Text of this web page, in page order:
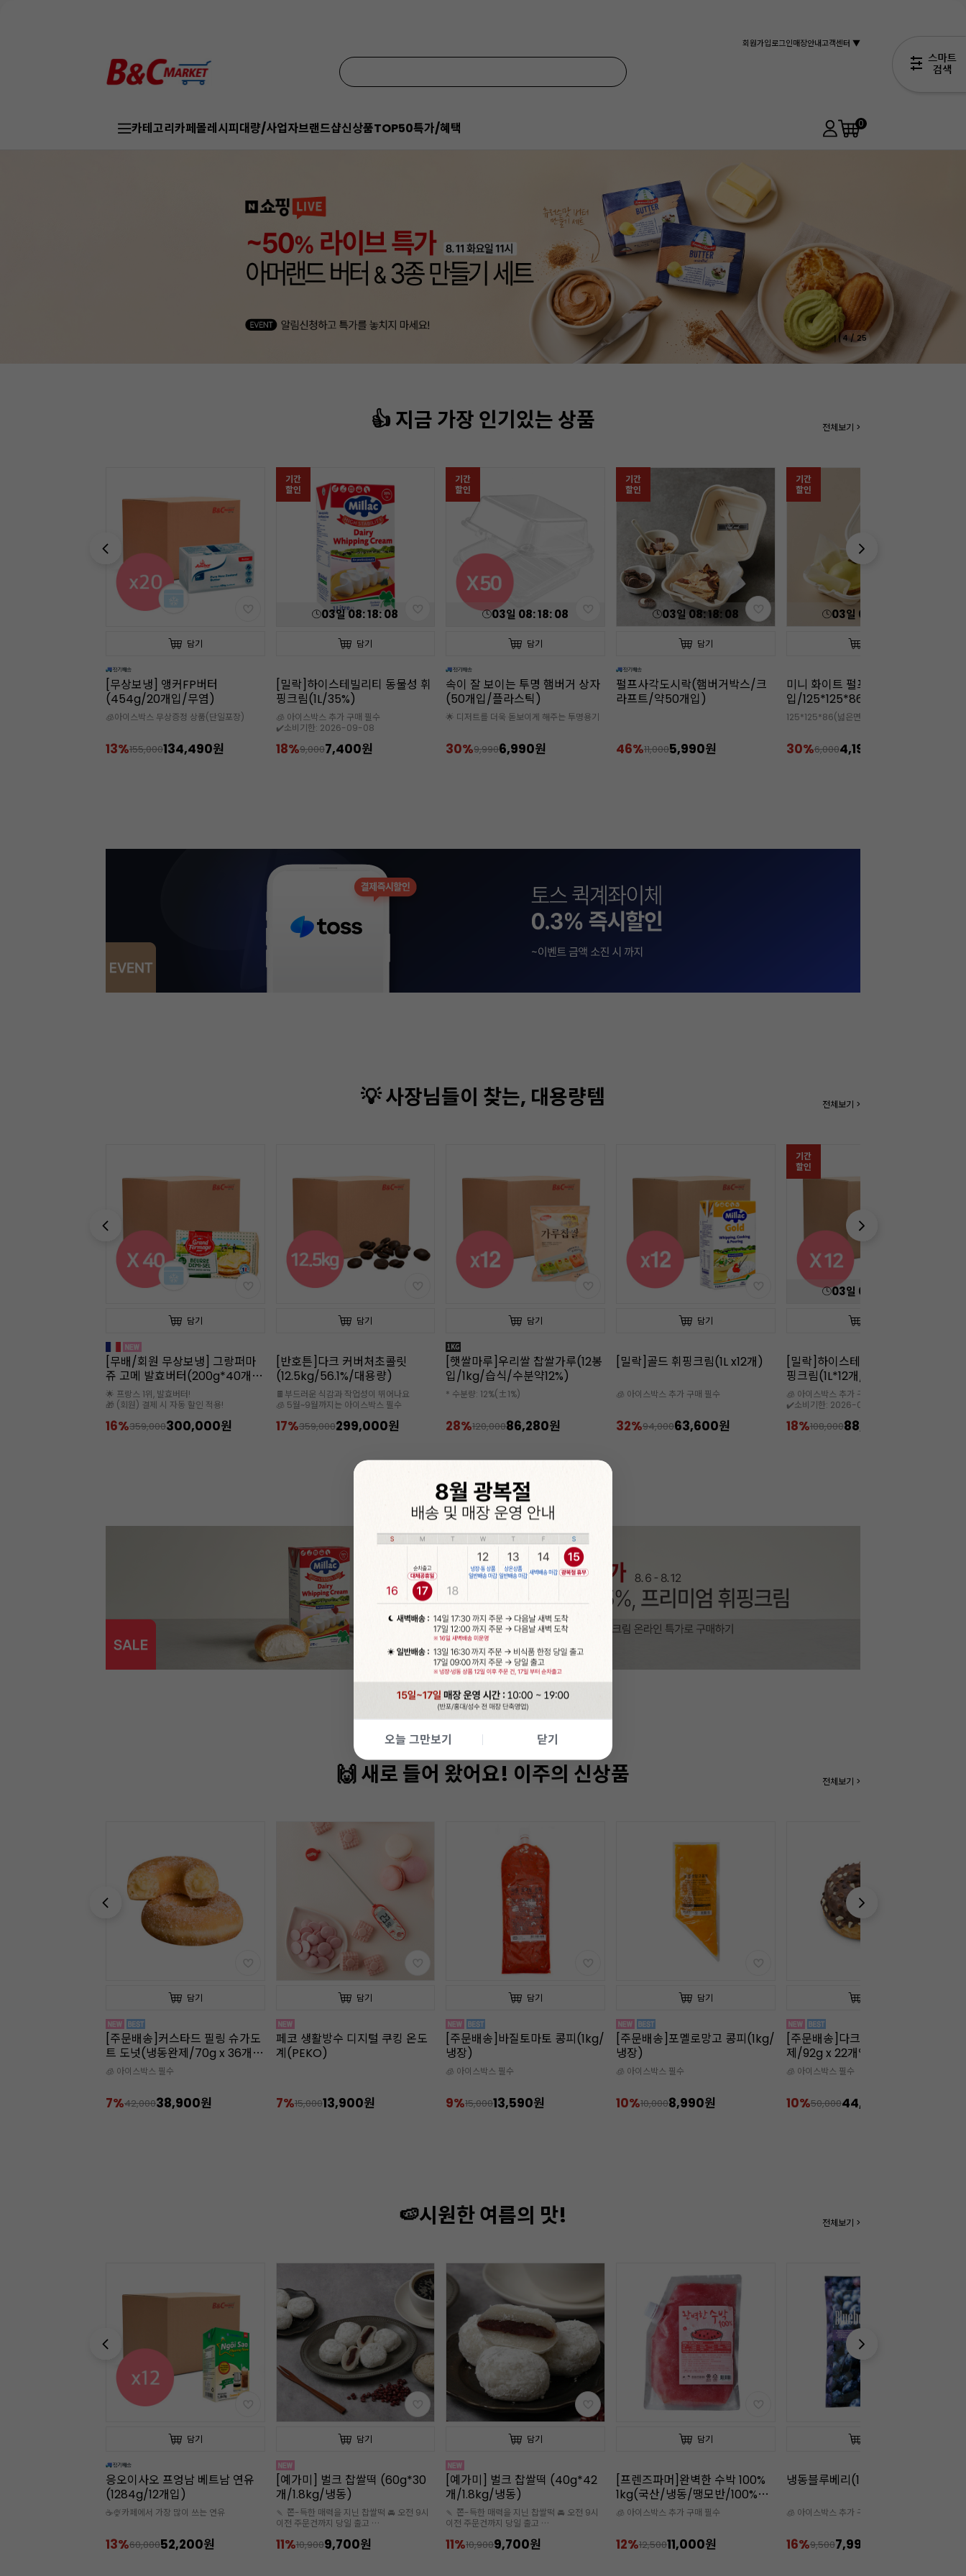
오늘 그만보기 닫기
회원가입로그인매장안내고객센터 ▼
카테고리카페몰레시피대량/사업자브랜드샵신상품TOP50특가/혜택 0
5/25
👍 지금 가장 인기있는 상품 전체보기 >
03
담기
[밀락]하이스테빌리티 동물성 휘
핑크림(1L/35%)
🧊 아이스박스 추가 구매 필수
18%9,0007,400원
기간
할인
03일08:18:07
담기
속이 잘 보이는 투명 햄버거 상자
(50개입/플라스틱)
🌟 디저트를 더욱 돋보이게 해주는 투명용기
30%9,9906,990원
기간
할인
03일 08:18:07
담기
펄프사각도시락(햄버거박스/크
라프트/약50개입)
46%11,0005,990원
기간
할인
03일08:18: 07
담기
미니 화이트 펄프 도시락 (50개
입/125*125*86)
30%6,0004,190원
[무배/회원 아이스박스 무료]끼
리 크림치즈(1kgx12개)
🧊 회원 아이스박스 무상 증정 상품
22%299,900234,000원
💡 사장님들이 찾는, 대용량템 전체보기 >
담기
[반호튼]다크 커버처초콜릿
(12.5kg/56.1%/대용량)
🍫부드러운 식감과 작업성이 뛰어나요
🧊 5월~9월까지는 아이스박스 필수
17%359,000299,000원
담기
[햇쌀마루]우리쌀 찹쌀가루(12봉
입/1kg/습식/수분약12%)
* 수분량: 12%(±1%)
28%120,00086,280원
담기
[밀락]골드 휘핑크림(1L x12개)
🧊 아이스박스 추가 구매 필수
32%94,00063,600원
03 :18:05
담기
[밀락]하이스테빌리티 동물성 휘
🧊 아이스박스 추가 구매 필수
18%108,00088,800원
[칼리바우트]2815다크(10kg/벌
크/벨기에)
🧊 5월~9월까지는 아이스박스 필수
11%359,000319,900원
🙌 새로 들어 왔어요! 이주의 신상품 전체보기 >
담기
페코 생활방수 디지털 쿠킹 온도
계(PEKO)
7%15,00013,900원
담기
[주문배송]바질토마토 콩피(1kg/
냉장)
9%15,00013,590원
담기
[주문배송]포멜로망고 콩피(1kg/
냉장)
🧊 아이스박스 필수
10%10,0008,990원
담기
[주문배송]다크 크로넛(냉동완
제/92g x 22개입)
🧊 아이스박스 필수
10%50,00044,900원
판 젤라틴 골드(10장/약20g/소)
50%3,9901,990원
🍉시원한 여름의 맛! 전체보기 >
담기
[예가미] 벌크 찹쌀떡 (60g*30
개/1.8kg/냉동)
🍡 쫀-득한 매력을 지닌 찹쌀떡 🚘 오전 9시
11%10,9009,700원
담기
[예가미] 벌크 찹쌀떡 (40g*42
개/1.8kg/냉동)
🍡 쫀-득한 매력을 지닌 찹쌀떡 🚘 오전 9시
이전 주문건까지 당일 출고
11%10,9009,700원
담기
[프렌즈파머]완벽한 수박 100%
1kg(국산/냉동/땡모반/100%착
즙)
🧊 아이스박스 추가 구매 필수
12%12,50011,000원
담기
냉동블루베리(1kg)
🧊 아이스박스 추가 구매 필수
16%9,5007,990원
냉동딸기(1kg)
🧊 아이스박스 추가 구매 필수
14%7,0005,990원